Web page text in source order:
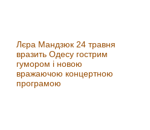
Лєра Мандзюк 24 травня
вразить Одесу гострим
гумором і новою
вражаючою концертною
програмою